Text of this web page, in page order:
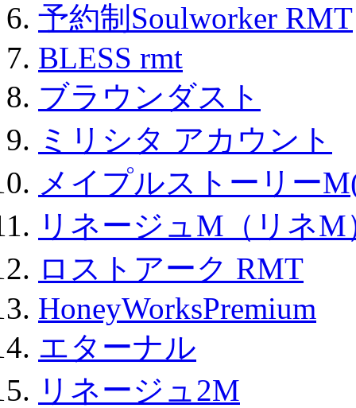
予約制Soulworker RMT
BLESS rmt
ブラウンダスト
ミリシタ アカウント
メイプルストーリー
リネージュM（リネM
ロストアーク RMT
HoneyWorksPremium
エターナル
リネージュ2M